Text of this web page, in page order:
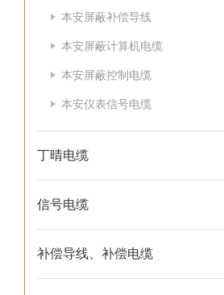
本安屏蔽补偿导线
本安屏蔽计算机电缆
本安屏蔽控制电缆
本安仪表信号电缆
丁晴电缆
信号电缆
补偿导线、补偿电缆